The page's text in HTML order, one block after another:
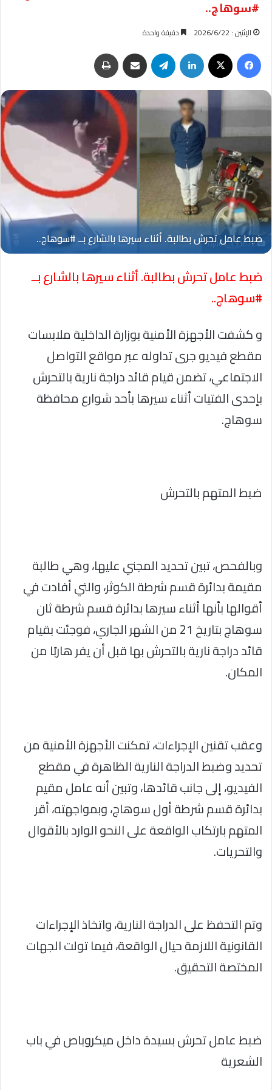
#سوهاج..
الإثنين : 2026/6/22 دقيقة واحدة
فيسبوك لينكدإن تيلقرام مشاركة عبر البريد
Oplus_131072
ضبط عامل تحرش بطالبة. أثناء سيرها بالشارع بــ
#سوهاج..
و كشفت الأجهزة الأمنية بوزارة الداخلية ملابسات
مقطع فيديو جرى تداوله عبر مواقع التواصل
الاجتماعي، تضمن قيام قائد دراجة نارية بالتحرش
بإحدى الفتيات أثناء سيرها بأحد شوارع محافظة
سوهاج.
ضبط المتهم بالتحرش
وبالفحص، تبين تحديد المجني عليها، وهي طالبة
مقيمة بدائرة قسم شرطة الكوثر، والتي أفادت في
أقوالها بأنها أثناء سيرها بدائرة قسم شرطة ثان
سوهاج بتاريخ 21 من الشهر الجاري، فوجئت بقيام
قائد دراجة نارية بالتحرش بها قبل أن يفر هاربًا من
المكان.
وعقب تقنين الإجراءات، تمكنت الأجهزة الأمنية من
تحديد وضبط الدراجة النارية الظاهرة في مقطع
الفيديو، إلى جانب قائدها، وتبين أنه عامل مقيم
بدائرة قسم شرطة أول سوهاج، وبمواجهته، أقر
المتهم بارتكاب الواقعة على النحو الوارد بالأقوال
والتحريات.
وتم التحفظ على الدراجة النارية، واتخاذ الإجراءات
القانونية اللازمة حيال الواقعة، فيما تولت الجهات
المختصة التحقيق.
ضبط عامل تحرش بسيدة داخل ميكروباص في باب
الشعرية